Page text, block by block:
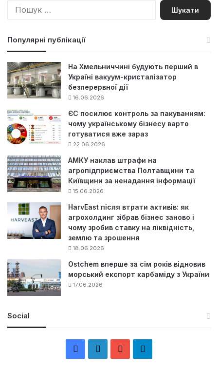
П
Популярні публікації
На Хмельниччині будують перший в
Україні вакуум-кристалізатор
безперервної дії
16.06.2026
ЄС посилює контроль за пакуванням:
чому українському бізнесу варто
готуватися вже зараз
22.06.2026
АМКУ наклав штрафи на
агропідприємства Полтавщини та
Київщини за ненадання інформації
15.06.2026
HarvEast після втрати активів: як
агрохолдинг зібрав бізнес заново і
чому зробив ставку на ліквідність,
землю та зрошення
18.06.2026
Ostchem вперше за сім років відновив
морський експорт карбаміду з України
17.06.2026
Social